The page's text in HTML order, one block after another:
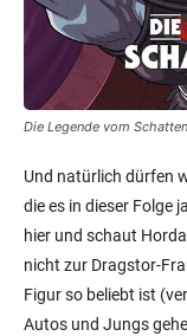
Die Legende vom
Und natürlich dürfen
die es in dieser Folge
hier und schaut
nicht zur Dragstor-
Figur so beliebt ist
Autos und Jungs